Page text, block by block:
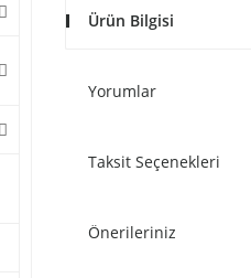
Ürün Bilgisi
Yorumlar
Taksit Seçenekleri
Önerileriniz